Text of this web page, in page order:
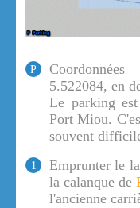
P
5.522084, en
Le parking
Port Miou.
souvent
1
Emprunter le
la calanque de
l'ancienne